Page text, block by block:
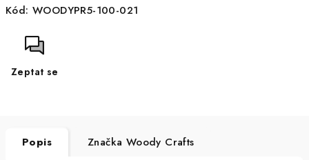
Kód: WOODYPR5-100-021
Zeptat se
Popis Značka Woody Crafts